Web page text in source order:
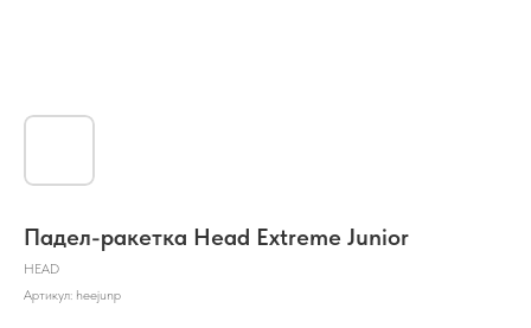
Падел-ракетка Head Extreme Junior
HEAD
Артикул: heejunp